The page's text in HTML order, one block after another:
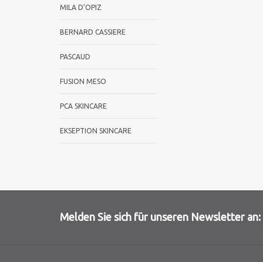
MILA D'OPIZ
BERNARD CASSIERE
PASCAUD
FUSION MESO
PCA SKINCARE
EKSEPTION SKINCARE
Melden Sie sich für unseren Newsletter an: